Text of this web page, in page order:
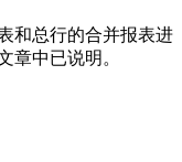
和总行的合并报表进
章中已说明。